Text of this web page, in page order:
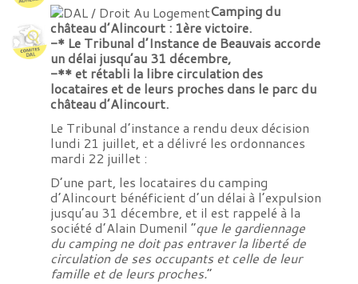
Camping du
château d’Alincourt : 1ère victoire.
-* Le Tribunal d’Instance de Beauvais accorde
un délai jusqu’au 31 décembre,
-** et rétabli la libre circulation des
locataires et de leurs proches dans le parc du
château d’Alincourt.
Le Tribunal d’instance a rendu deux décision
lundi 21 juillet, et a délivré les ordonnances
mardi 22 juillet :
D’une part, les locataires du camping
d’Alincourt bénéficient d’un délai à l’expulsion
jusqu’au 31 décembre, et il est rappelé à la
société d’Alain Dumenil “que le gardiennage
du camping ne doit pas entraver la liberté de
circulation de ses occupants et celle de leur
famille et de leurs proches.”